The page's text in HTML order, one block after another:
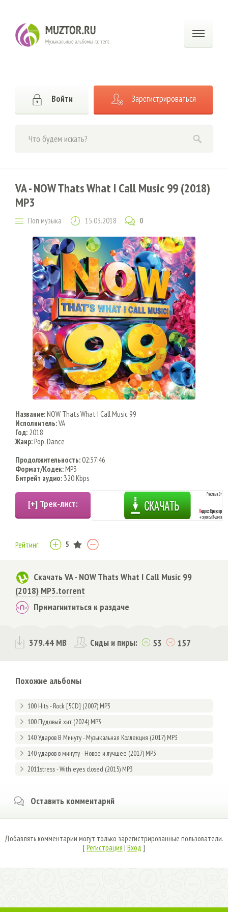
Войти Зарегистрироваться
VA - NOW Thats What I Call Music 99 (2018)
MP3
Поп музыка 15.03.2018 0
Название:NOW Thats What I Call Music 99
Исполнитель:VA
Год: 2018
Жанр:Pop, Dance
Продолжительность:02:37:46
Формат/Кодек:MP3
Битрейт аудио: 320 Kbps
Рейтинг: 5
Скачать VA - NOW Thats What I Call Music 99
(2018) MP3.torrent
Примагнититься к раздаче
379.44 MB Сиды и пиры: 53 157
Похожие альбомы
100 Hits - Rock [5CD] (2007) MP3
100 Пудовый хит (2024) MP3
140 Ударов В Минуту - Музыкальная Коллекция (2017) MP3
140 ударов в минуту - Новое и лучшее (2017) MP3
2011stress - With eyes closed (2015) MP3
Оставить комментарий
Добавлять комментарии могут только зарегистрированные пользователи.
[Регистрация | Вход ]